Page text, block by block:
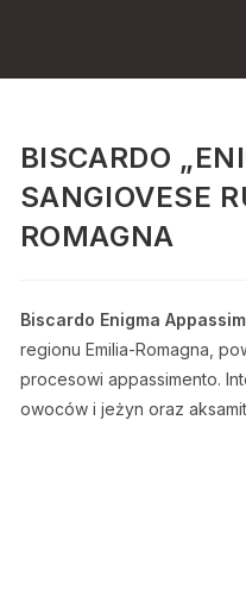
BISCARDO
SANGIOVESE
ROMAGNA
Biscardo Enigma
regionu Emilia-Romagna,
procesowi appassimento.
owoców i jeżyn oraz